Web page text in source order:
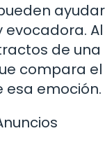
de
compara
esa emoción.